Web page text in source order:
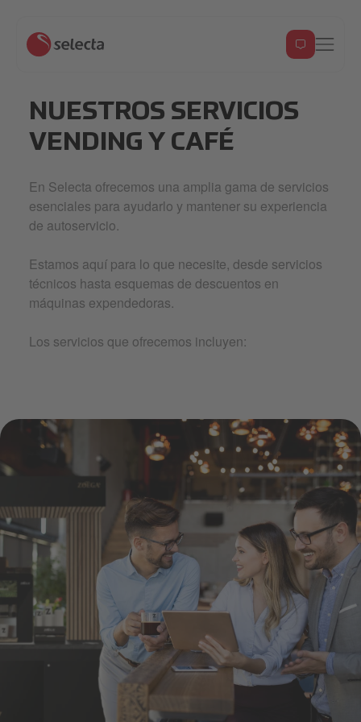
NUESTROS SERVICIOS
VENDING Y CAFÉ
En Selecta ofrecemos una amplia gama de servicios
esenciales para ayudarlo y mantener su experiencia
de autoservicio.
Estamos aquí para lo que necesite, desde servicios
técnicos hasta esquemas de descuentos en
máquinas expendedoras.
Los servicios que ofrecemos incluyen: